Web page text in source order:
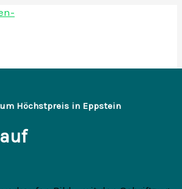
Höchstpreis in Eppstein